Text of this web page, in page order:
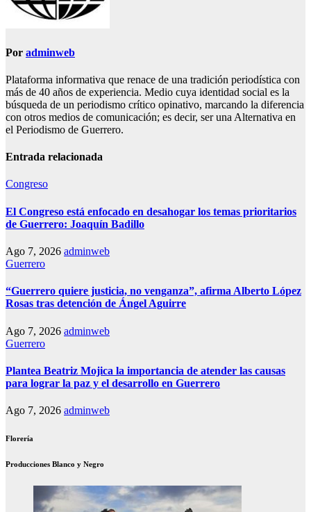
Por adminweb
Plataforma informativa que renace de una tradición periodística con
más de 40 años de experiencia. Medio cuya identidad social es la
búsqueda de un periodismo crítico opinativo, marcando la diferencia
con otros medios de comunicación; es decir, ser una Alternativa en
el Periodismo de Guerrero.
Entrada relacionada
Congreso
El Congreso está enfocado en desahogar los temas prioritarios
de Guerrero: Joaquín Badillo
Ago 7, 2026 adminweb
Guerrero
“Guerrero quiere justicia, no venganza”, afirma Alberto López
Rosas tras detención de Ángel Aguirre
Ago 7, 2026 adminweb
Guerrero
Plantea Beatriz Mojica la importancia de atender las causas
para lograr la paz y el desarrollo en Guerrero
Ago 7, 2026 adminweb
Florería
Producciones Blanco y Negro